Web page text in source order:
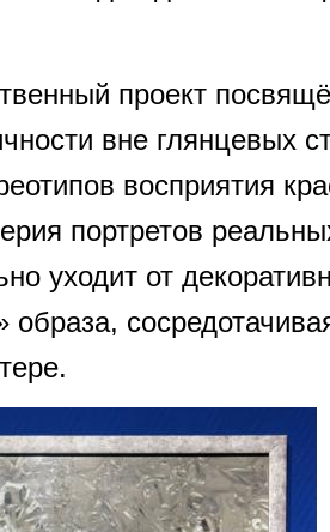
проект
вне глянцевых
восприятия
портретов
уходит от
образа,